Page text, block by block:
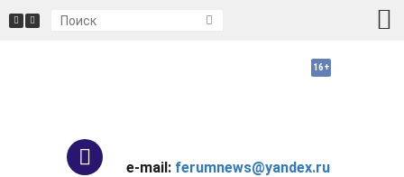
e-mail: ferumnews@yandex.ru